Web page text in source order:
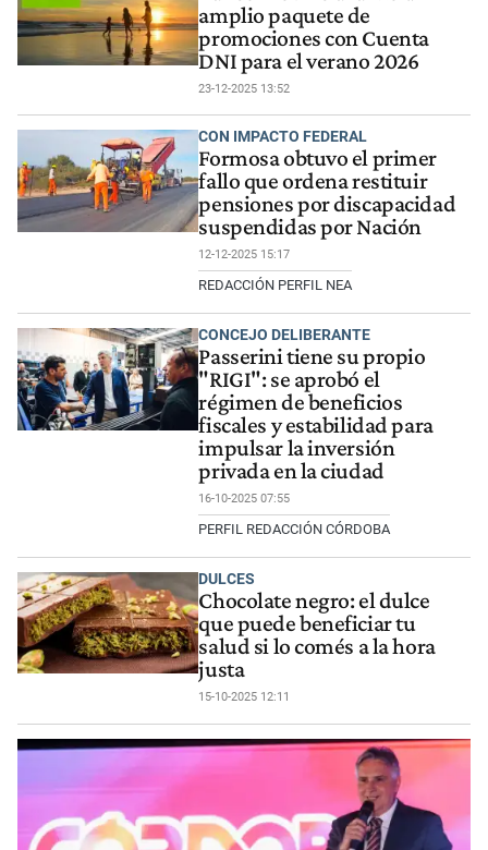
amplio paquete de
promociones con Cuenta
DNI para el verano 2026
23-12-2025 13:52
CON IMPACTO FEDERAL
Formosa obtuvo el primer
fallo que ordena restituir
pensiones por discapacidad
suspendidas por Nación
12-12-2025 15:17
REDACCIÓN PERFIL NEA
CONCEJO DELIBERANTE
Passerini tiene su propio
"RIGI": se aprobó el
régimen de beneficios
fiscales y estabilidad para
impulsar la inversión
privada en la ciudad
16-10-2025 07:55
PERFIL REDACCIÓN CÓRDOBA
DULCES
Chocolate negro: el dulce
que puede beneficiar tu
salud si lo comés a la hora
justa
15-10-2025 12:11